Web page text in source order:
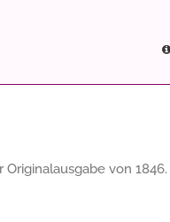
von 1846.